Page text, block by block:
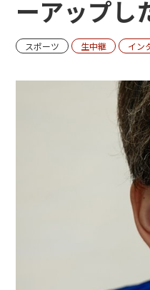
ーアップし
スポーツ 生中継 イン